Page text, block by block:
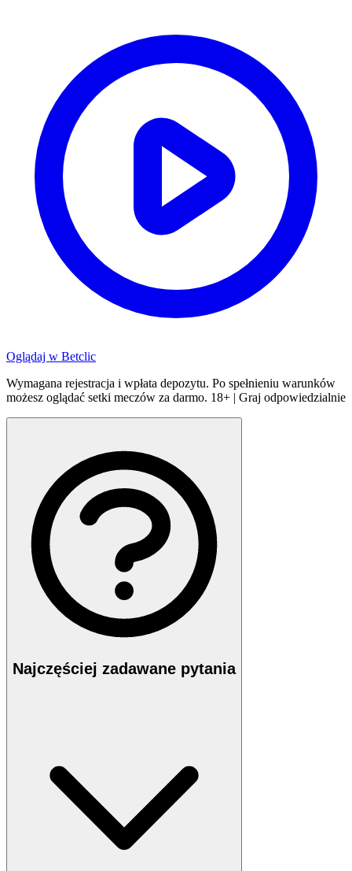
Oglądaj w Betclic
Wymagana rejestracja i wpłata depozytu. Po spełnieniu warunków
możesz oglądać setki meczów za darmo. 18+ | Graj odpowiedzialnie
Najczęściej zadawane pytania